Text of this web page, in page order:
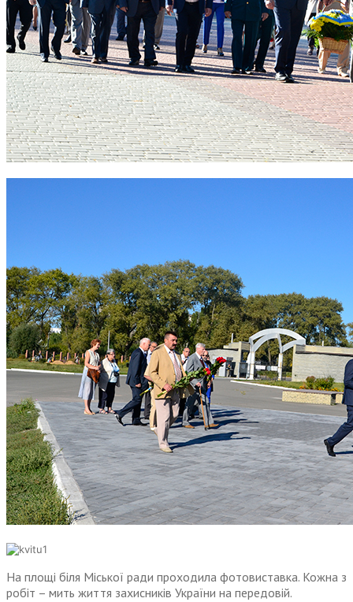
На площі біля Міської ради проходила фотовиставка. Кожна з
робіт – мить життя захисників України на передовій.